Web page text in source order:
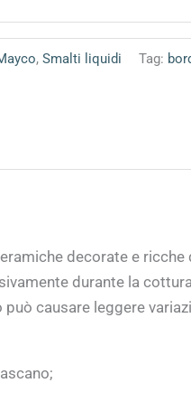
,Smalti liquidi Tag:
decorate e
durante la
causare leggere